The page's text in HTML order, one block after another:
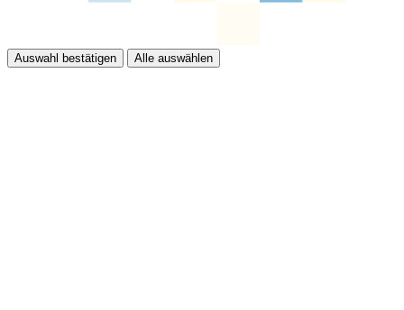
Auswahl bestätigen Alle auswählen